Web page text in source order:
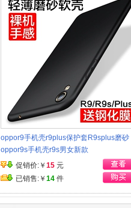
oppor9手机壳r9plus保护套R9splus磨砂
oppor9s手机壳r9s男女新款
促销价:￥ 15 元
已销售:￥ 14 件